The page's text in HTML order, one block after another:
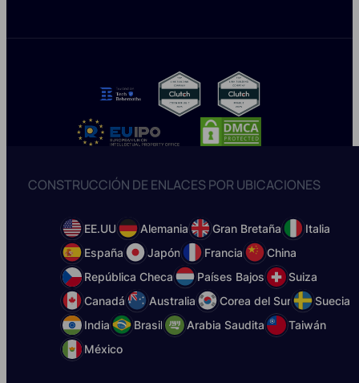
CONSTRUCCIÓN DE ENLACES POR UBICACIONES
EE.UU Alemania Gran Bretaña
Italia
España
Japón Francia
China
República Checa
Países Bajos
Suiza
Canadá
Australia Corea del Sur
Suecia
India
Brasil Arabia Saudita
Taiwán
México